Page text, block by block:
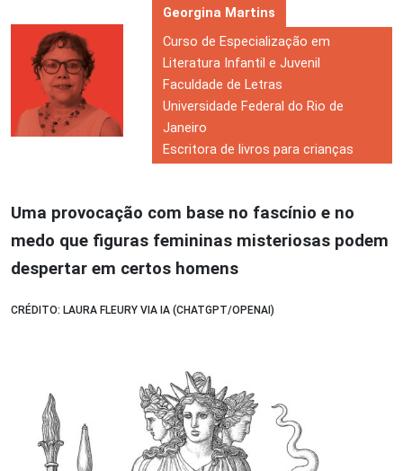
Georgina Martins
Curso de Especialização em
Literatura Infantil e Juvenil
Faculdade de Letras
Universidade Federal do Rio de
Janeiro
Escritora de livros para crianças
Uma provocação com base no fascínio e no
medo que figuras femininas misteriosas podem
despertar em certos homens
CRÉDITO: LAURA FLEURY VIA IA (CHATGPT/OPENAI)